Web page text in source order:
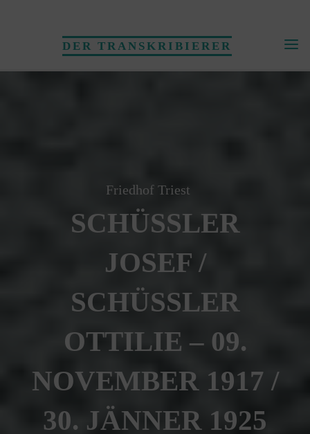
DER TRANSKRIBIERER
Friedhof Triest
SCHÜSSLER
JOSEF /
SCHÜSSLER
OTTILIE – 09.
NOVEMBER 1917 /
30. JÄNNER 1925